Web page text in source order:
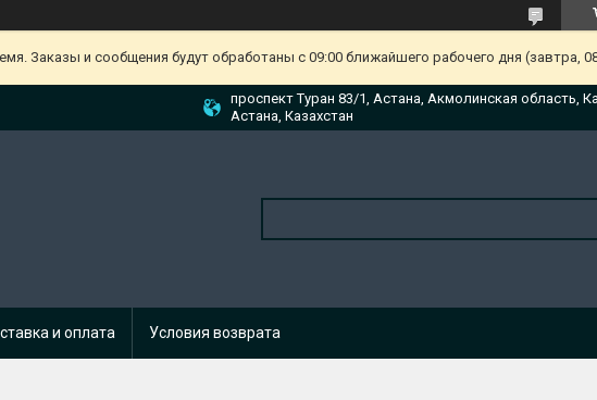
Заказы и сообщения будут обработаны с 09:00 ближайшего рабочего дня (завтра,
проспект Туран 83/1, Астана, Акмолинская область,
Астана, Казахстан
и оплата Условия возврата